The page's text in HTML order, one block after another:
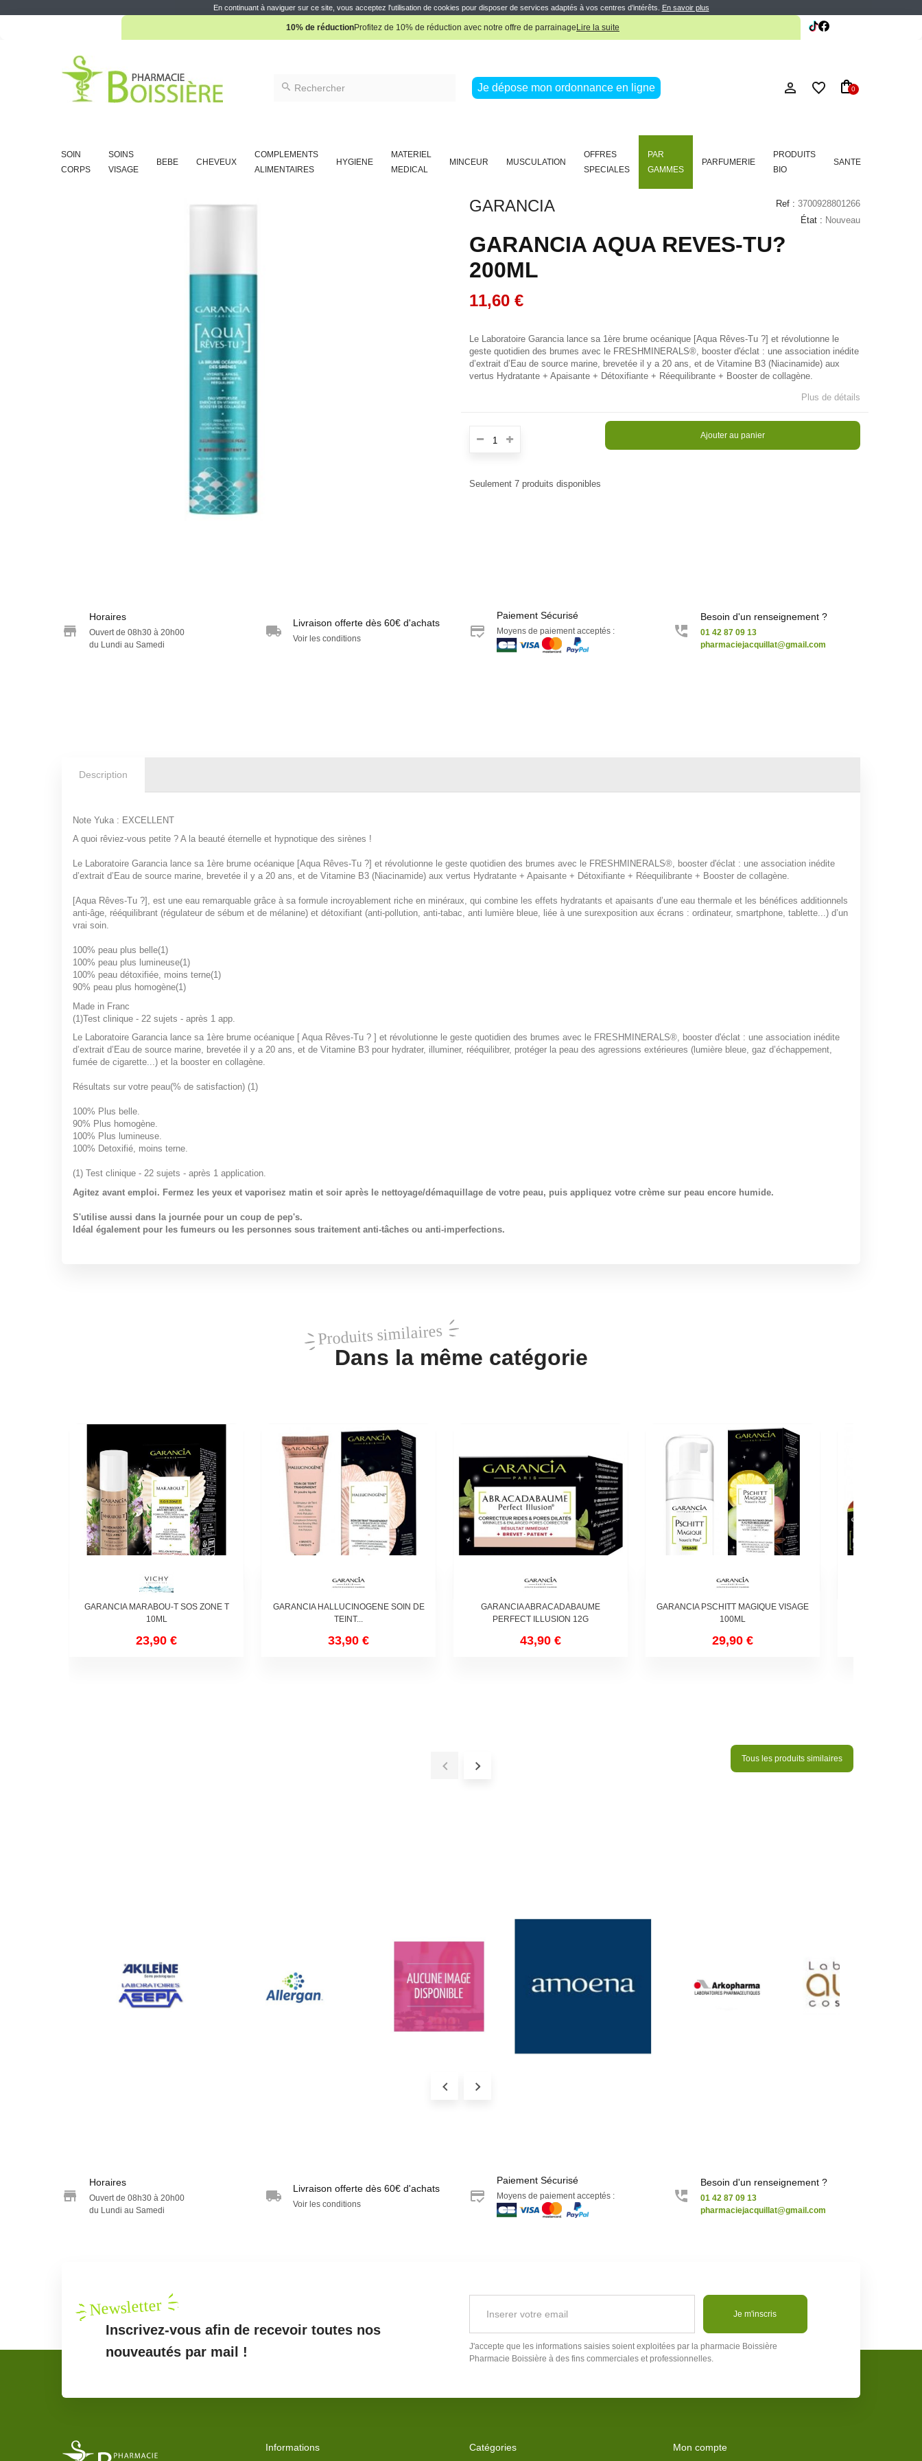
En continuant à naviguer sur ce site, vous acceptez l'utilisation de cookies pour disposer de services adaptés à vos centres d’intérêts. En savoir plus
Pharmacie Boissière Française
10% de réductionProfitez de 10% de réduction avec notre offre de parrainage Lire la suite
Je dépose mon ordonnance en ligne 0
SOIN
CORPS
SOINS
VISAGE
BEBE CHEVEUX
COMPLEMENTS
ALIMENTAIRES
HYGIENE
MATERIEL
MEDICAL
MINCEUR MUSCULATION
OFFRES
SPECIALES
PAR
GAMMES
PARFUMERIE
PRODUITS
BIO
SANTE
GARANCIA Ref : 3700928801266
État : Nouveau
GARANCIA AQUA REVES-TU?
200ML
11,60 €
Le Laboratoire Garancia lance sa 1ère brume océanique [Aqua Rêves-Tu ?] et révolutionne le
geste quotidien des brumes avec le FRESHMINERALS®, booster d'éclat : une association inédite
d’extrait d’Eau de source marine, brevetée il y a 20 ans, et de Vitamine B3 (Niacinamide) aux
vertus Hydratante + Apaisante + Détoxifiante + Réequilibrante + Booster de collagène.
Plus de détails
Ajouter au panier
Seulement 7 produits disponibles
Horaires
Ouvert de 08h30 à 20h00
du Lundi au Samedi
Livraison offerte dès 60€ d'achats
Voir les conditions
Paiement Sécurisé
Moyens de paiement acceptés :
Besoin d'un renseignement ?
01 42 87 09 13
pharmaciejacquillat@gmail.com
Description
Note Yuka : EXCELLENT
A quoi rêviez-vous petite ? A la beauté éternelle et hypnotique des sirènes !
Le Laboratoire Garancia lance sa 1ère brume océanique [Aqua Rêves-Tu ?] et révolutionne le geste quotidien des brumes avec le FRESHMINERALS®, booster d'éclat : une association inédite
d’extrait d’ Eau de source marine, brevetée il y a 20 ans, et de Vitamine B3 (Niacinamide) aux vertus Hydratante + Apaisante + Détoxifiante + Réequilibrante + Booster de collagène.
[Aqua Rêves-Tu ?] , est une eau remarquable grâce à sa formule incroyablement riche en minéraux, qui combine les effets hydratants et apaisants d’une eau thermale et les bénéfices additionnels
anti-âge, rééquilibrant (régulateur de sébum et de mélanine) et détoxifiant (anti-pollution, anti-tabac, anti lumière bleue, liée à une surexposition aux écrans : ordinateur, smartphone, tablette...) d’un
vrai soin.
100% peau plus belle(1)
100% peau plus lumineuse(1)
100% peau détoxifiée, moins terne(1)
90% peau plus homogène(1)
Made in Franc
(1)Test clinique - 22 sujets - après 1 app.
Le Laboratoire Garancia lance sa 1ère brume océanique [ Aqua Rêves-Tu ? ] et révolutionne le geste quotidien des brumes avec le FRESHMINERALS®, booster d'éclat : une association inédite
d’extrait d’Eau de source marine, brevetée il y a 20 ans, et de Vitamine B3 pour hydrater, illuminer, rééquilibrer, protéger la peau des agressions extérieures (lumière bleue, gaz d’échappement,
fumée de cigarette...) et la booster en collagène.
Résultats sur votre peau(% de satisfaction) (1)
100% Plus belle.
90% Plus homogène.
100% Plus lumineuse.
100% Detoxifié, moins terne.
(1) Test clinique - 22 sujets - après 1 application.
Agitez avant emploi. Fermez les yeux et vaporisez matin et soir après le nettoyage/démaquillage de votre peau, puis appliquez votre crème sur peau encore humide.
S'utilise aussi dans la journée pour un coup de pep's.
Idéal également pour les fumeurs ou les personnes sous traitement anti-tâches ou anti-imperfections.
Produits similaires
Dans la même catégorie
GARANCIA MARABOU-T SOS ZONE T
10ML
23,90 €
GARANCIA HALLUCINOGENE SOIN DE
TEINT...
33,90 €
GARANCIA ABRACADABAUME
PERFECT ILLUSION 12G
43,90 €
GARANCIA PSCHITT MAGIQUE VISAGE
100ML
29,90 €
Tous les produits similaires
Horaires
Ouvert de 08h30 à 20h00
du Lundi au Samedi
Livraison offerte dès 60€ d'achats
Voir les conditions
Paiement Sécurisé
Moyens de paiement acceptés :
Besoin d'un renseignement ?
01 42 87 09 13
pharmaciejacquillat@gmail.com
Newsletter
Inscrivez-vous afin de recevoir toutes nos
nouveautés par mail !
Je m'inscris
J'accepte que les informations saisies soient exploitées par la pharmacie Boissière
Pharmacie Boissière à des fins commerciales et professionnelles.
Informations Catégories Mon compte